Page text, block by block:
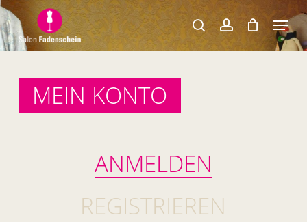
Skip
to
main
searchaccount
Menu
MEIN KONTO
ANMELDEN
REGISTRIEREN
Close